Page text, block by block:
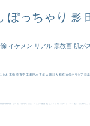
ぽっちゃり 影
イケメン リアル 宗教画 肌が
ちわ 素描 塔 青空 工場 巨木 青年 太陽 壮大 着衣 古代ギリシア 日
群衆 親子 裸婦 可愛い ピサロ ＃名画で学ぶ「たるみ」 ニーソックス 躍動感 黄色 こわい コート 畦道 レンブラント・ sekkusu 暖かい バブみ 靴下 ショッ